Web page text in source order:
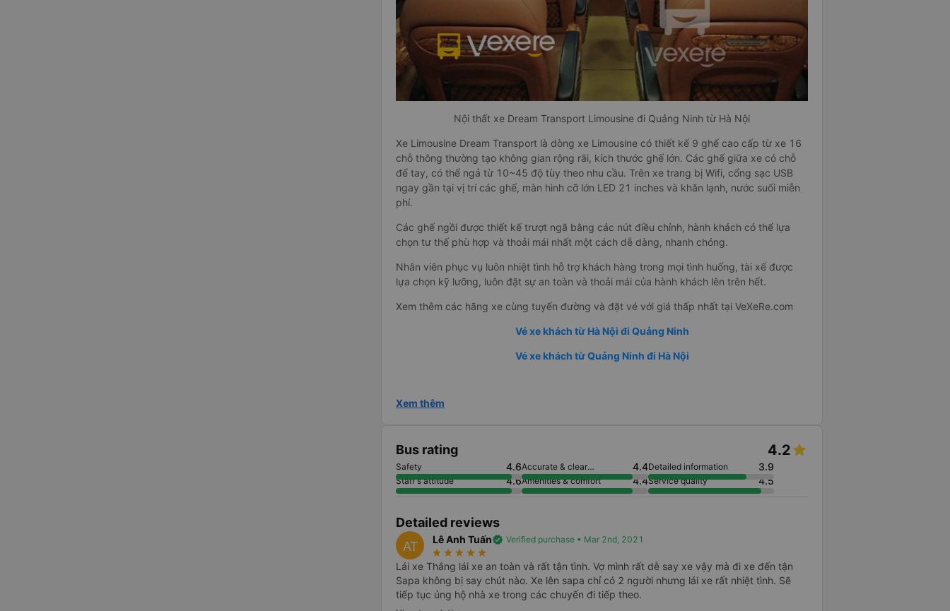
Nội thất xe Dream Transport Limousine đi Quảng Ninh từ Hà Nội
Xe Limousine Dream Transport là dòng xe Limousine có thiết kế 9 ghế cao cấp từ xe 16
chỗ thông thường tạo không gian rộng rãi, kích thước ghế lớn. Các ghế giữa xe có chỗ
để tay, có thể ngả từ 10~45 độ tùy theo nhu cầu. Trên xe trang bị Wifi, cổng sạc USB
ngay gần tại vị trí các ghế, màn hình cỡ lớn LED 21 inches và khăn lạnh, nước suối miễn
phí.
Các ghế ngồi được thiết kế trượt ngã bằng các nút điều chỉnh, hành khách có thể lựa
chọn tư thế phù hợp và thoải mái nhất một cách dễ dàng, nhanh chóng.
Nhân viên phục vụ luôn nhiệt tình hỗ trợ khách hàng trong mọi tình huống, tài xế được
lựa chọn kỹ lưỡng, luôn đặt sự an toàn và thoải mái của hành khách lên trên hết.
Xem thêm các hãng xe cùng tuyến đường và đặt vé với giá thấp nhất tại VeXeRe.com
Vé xe khách từ Hà Nội đi Quảng Ninh
Vé xe khách từ Quảng Ninh đi Hà Nội
Xem thêm
Bus rating 4.2
Safety 4.6Accurate & clear
information
4.4Detailed information 3.9
Staff's attitude 4.6Amenities & comfort 4.4Service quality 4.5
Detailed reviews
AT Lê Anh Tuấnverified Verified purchase • Mar 2nd, 2021
star_rate star_rate star_rate star_rate star_rate
Lái xe Thắng lái xe an toàn và rất tận tình. Vợ mình rất dễ say xe vậy mà đi xe đến tận
Sapa không bị say chút nào. Xe lên sapa chỉ có 2 người nhưng lái xe rất nhiệt tình. Sẽ
tiếp tục ủng hộ nhà xe trong các chuyến đi tiếp theo.